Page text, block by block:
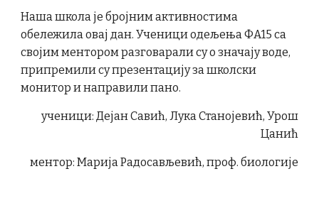
Наша школа је бројним активностима
обележила овај дан. Ученици одељења ФА15 са
својим ментором разговарали су о значају воде,
припремили су презентацију за школски
монитор и направили пано.
ученици: Дејан Савић, Лука Станојевић, Урош
Цанић
ментор: Марија Радосављевић, проф. биологије